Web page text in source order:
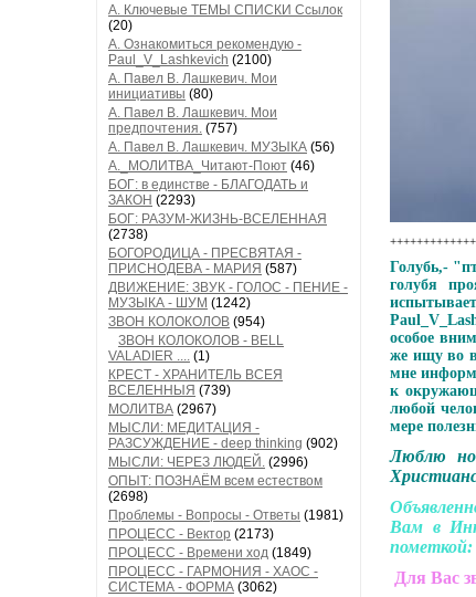
А. Ключевые ТЕМЫ СПИСКИ Ссылок
(20)
А. Ознакомиться рекомендую -
Paul_V_Lashkevich (2100)
А. Павел В. Лашкевич. Мои
инициативы (80)
А. Павел В. Лашкевич. Мои
предпочтения. (757)
А. Павел В. Лашкевич. МУЗЫКА (56)
А._МОЛИТВА_Читают-Поют (46)
БОГ: в единстве - БЛАГОДАТЬ и
ЗАКОН (2293)
БОГ: РАЗУМ-ЖИЗНЬ-ВСЕЛЕННАЯ
(2738)
БОГОРОДИЦА - ПРЕСВЯТАЯ -
ПРИСНОДЕВА - МАРИЯ (587)
ДВИЖЕНИЕ: ЗВУК - ГОЛОС - ПЕНИЕ -
МУЗЫКА - ШУМ (1242)
ЗВОН КОЛОКОЛОВ (954)
ЗВОН КОЛОКОЛОВ - BELL
VALADIER .... (1)
КРЕСТ - ХРАНИТЕЛЬ ВСЕЯ
ВСЕЛЕННЫЯ (739)
МОЛИТВА (2967)
МЫСЛИ: МЕДИТАЦИЯ -
РАЗСУЖДЕНИЕ - deep thinking (902)
МЫСЛИ: ЧЕРЕЗ ЛЮДЕЙ. (2996)
ОПЫТ: ПОЗНАЁМ всем естеством
(2698)
Проблемы - Вопросы - Ответы (1981)
ПРОЦЕСС - Вектор (2173)
ПРОЦЕСС - Времени ход (1849)
ПРОЦЕСС - ГАРМОНИЯ - ХАОС -
СИСТЕМА - ФОРМА (3062)
Голубь,-
голубя
особое
же ищу во
мне
к
любой
мере
Люблю
Вам в
пометкой:
Для Вас